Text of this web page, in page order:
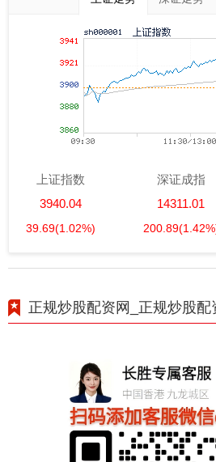
上证指数
3940.04
39.69(1.02%)
深证成指
14311.01
200.89
正规炒股配资网_正规炒股配